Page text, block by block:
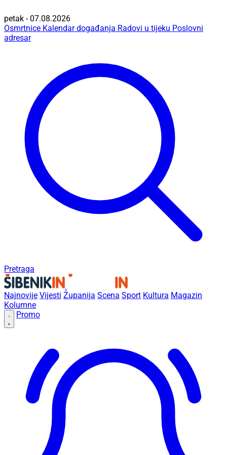
petak - 07.08.2026
Osmrtnice Kalendar događanja Radovi u tijeku Poslovni
adresar
Pretraga
Najnovije Vijesti Županija Scena Sport Kultura Magazin
Kolumne
Promo